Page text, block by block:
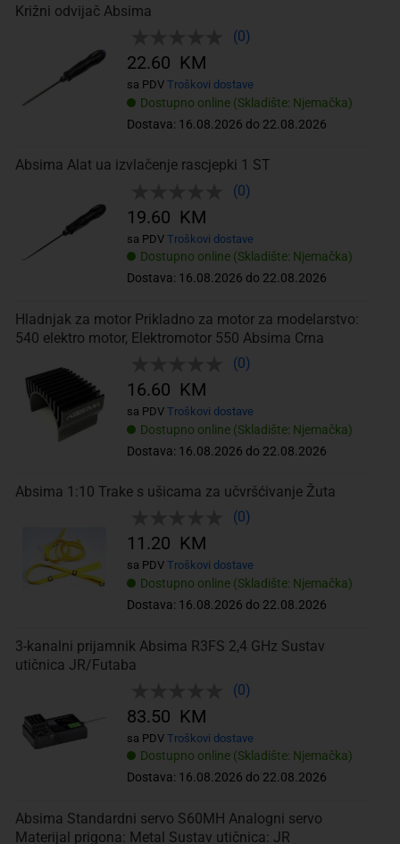
Križni odvijač Absima
(0)
Dostupno online (Skladište: Njemačka)
Dostava: 16.08.2026 do 22.08.2026
22.60 KM
sa PDV Troškovi dostave
Absima Alat ua izvlačenje rascjepki 1 ST
(0)
Dostupno online (Skladište: Njemačka)
Dostava: 16.08.2026 do 22.08.2026
19.60 KM
sa PDV Troškovi dostave
Hladnjak za motor Prikladno za motor za modelarstvo:
540 elektro motor, Elektromotor 550 Absima Crna
(0)
Dostupno online (Skladište: Njemačka)
Dostava: 16.08.2026 do 22.08.2026
16.60 KM
sa PDV Troškovi dostave
Absima 1:10 Trake s ušicama za učvršćivanje Žuta
(0)
Dostupno online (Skladište: Njemačka)
Dostava: 16.08.2026 do 22.08.2026
11.20 KM
sa PDV Troškovi dostave
3-kanalni prijamnik Absima R3FS 2,4 GHz Sustav
utičnica JR/Futaba
(0)
Dostupno online (Skladište: Njemačka)
Dostava: 16.08.2026 do 22.08.2026
83.50 KM
sa PDV Troškovi dostave
Absima Standardni servo S60MH Analogni servo
Materijal prigona: Metal Sustav utičnica: JR